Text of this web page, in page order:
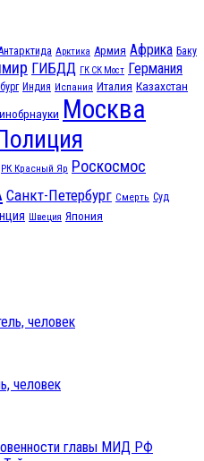
Арктика Армия Африка Баку
ГИБДД ГК СК Мост Германия
Индия Испания Италия Казахстан
Москва
РК Красный Яр Роскосмос
Санкт-Петербург Смерть Суд
Швеция Япония
человек